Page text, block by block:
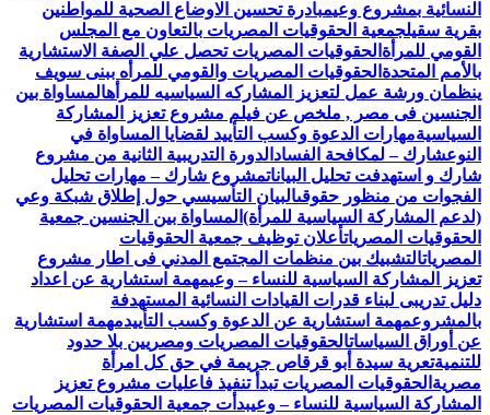
النسائية بمشروع وعيمبادرة تحسين الاوضاع الصحية للمواطنين
بقرية سقيلجمعية الحقوقيات المصريات بالتعاون مع المجلس
القومي للمرأة الحقوقيات المصريات تحصل علي الصفة الاستشارية
بالأمم المتحدة الحقوقيات المصريات والقومي للمرأه ببنى سويف
ينظمان ورشة عمل لتعزيز المشاركه السياسيه للمرأهالمساواة بين
الجنسين فى مصر , ملخص عن فيلم مشروع تعزيز المشاركة
السياسيةمهارات الدعوة وكسب التأييد لقضايا المساواة في
النوعشارك – لمكافحة الفساد الدورة التدريبية الثانية من مشروع
شارك و استهدفت تحليل البياناتمشروع شارك – مهارات تحليل
الفجوات من منظور حقوقىالبيان التأسيسي حول إطلاق شبكة وعي
(لدعم المشاركة السياسية للمرأة) المساواة بين الجنسين جمعية
الحقوقيات المصرياتأعلان توظيف جمعية الحقوقيات
المصرياتالتشبيك بين منظمات المجتمع المدني فى اطار مشروع
تعزيز المشاركة السياسية للنساء – وعيمهمة استشارية عن اعداد
دليل تدريبى لبناء قدرات القيادات النسائية المستهدفة
بالمشروعمهمة استشارية عن الدعوة وكسب التأييدمهمة استشارية
عن أوراق السياساتالحقوقيات المصريات ومصريين بلا حدود
للتنميةتعرية سيدة أبو قرقاص جريمة في حق كل امرأة
مصرية الحقوقيات المصريات تبدأ تنفيذ فاعليات مشروع تعزيز
المشاركة السياسية للنساء – وعيبدأت جمعية الحقوقيات المصريات